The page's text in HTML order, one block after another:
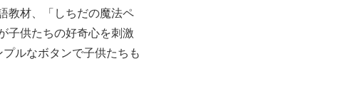
教材、「しちだの魔法ペ
子供たちの好奇心を刺激
ルなボタンで子供たちも